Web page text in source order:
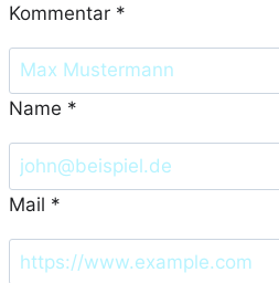
Kommentar *
Name *
Mail *